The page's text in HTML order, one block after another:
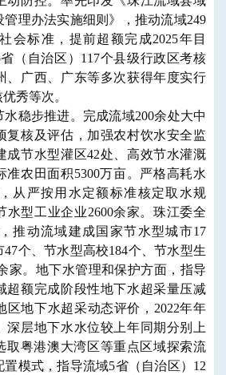
理办法实施细则》，推动流域249
会标准，提前超额完成2025年目
（自治区）117个县级行政区考核
、广西、广东等多次获得年度实行
秀等次。
稳步推进。 完成流域200余处大中
复核及评估，加强农村饮水安全监
成节水型灌区42处、高效节水灌溉
农田面积5300万亩。 严格高耗水
从严按用水定额标准核定取水规
水型工业企业2600余家。珠江委全
推动流域建成国家节水型城市17
个、节水型高校184个、节水型生
家。地下水管理和保护方面，指导
超额完成阶段性地下水超采量压减
区地下水超采动态评价，2022年年
深层地下水水位较上年同期分别上
取粤港澳大湾区等重点区域探索流
模式，指导流域5省（自治区）12